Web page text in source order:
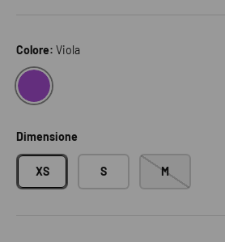
Colore: Viola
VIOLA
Dimensione
XS S M